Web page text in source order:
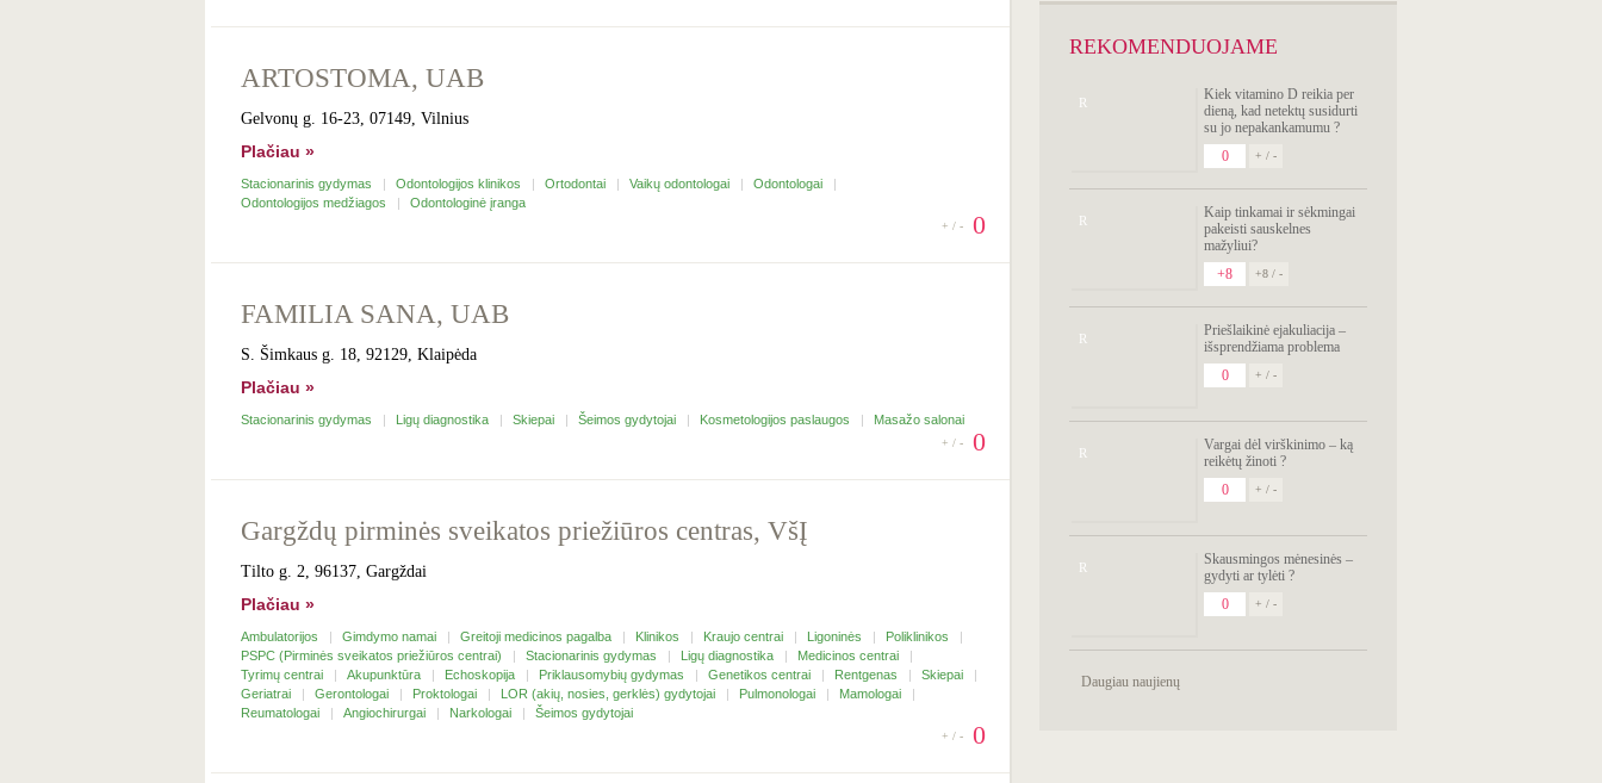
ARTOSTOMA, UAB
Gelvonų g. 16-23, 07149, Vilnius
Plačiau »
Stacionarinis gydymas Odontologijos klinikos Ortodontai Vaikų odontologai
Odontologai
Odontologijos medžiagos
Odontologinė įranga
+ / - 0
FAMILIA SANA, UAB
S. Šimkaus g. 18, 92129, Klaipėda
Plačiau »
Stacionarinis gydymas Ligų diagnostika Skiepai Šeimos gydytojai Kosmetologijos paslaugos Masažo salonai
+ / - 0
Gargždų pirminės sveikatos priežiūros centras, VšĮ
Tilto g. 2, 96137, Gargždai
Plačiau »
Ambulatorijos Gimdymo namai Greitoji medicinos pagalba Klinikos Kraujo centrai Ligoninės
Poliklinikos
PSPC (Pirminės sveikatos priežiūros centrai)
Stacionarinis gydymas Ligų diagnostika
Medicinos centrai
Tyrimų centrai
Akupunktūra Echoskopija Priklausomybių gydymas Genetikos centrai Rentgenas
Skiepai
Geriatrai
Gerontologai Proktologai LOR (akių, nosies, gerklės) gydytojai Pulmonologai
Mamologai
Reumatologai
Angiochirurgai Narkologai Šeimos gydytojai
+ / - 0
REKOMENDUOJAME
R
Kiek vitamino D reikia per
dieną, kad netektų susidurti
su jo nepakankamumu ?
0
+ / -
R
Kaip tinkamai ir sėkmingai
pakeisti sauskelnes
mažyliui?
+8
+8 / -
R
Priešlaikinė ejakuliacija –
išsprendžiama problema
0
+ / -
R
Vargai dėl virškinimo – ką
reikėtų žinoti ?
0
+ / -
R
Skausmingos mėnesinės –
gydyti ar tylėti ?
0
+ / -
Daugiau naujienų